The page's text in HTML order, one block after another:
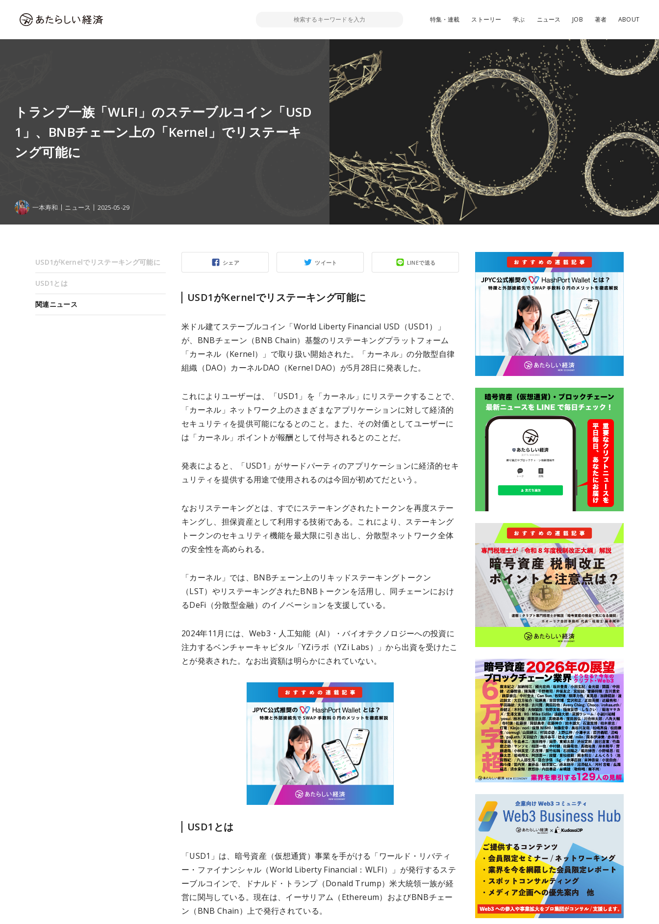
特集・連載 ストーリー 学ぶ ニュース JOB 著者 ABOUT
トランプ一族「WLFI」のステーブルコイン「USD
1」、BNBチェーン上の「Kernel」でリステーキ
ング可能に
一本寿和 ニュース 2025-05-29
シェア ツイート LINEで送る
USD1がKernelでリステーキング可能に
米ドル建てステーブルコイン「World Liberty Financial USD（USD1）」
が、BNBチェーン（BNB Chain）基盤のリステーキングプラットフォーム
「カーネル（Kernel）」で取り扱い開始された。「カーネル」の分散型自律
組織（DAO）カーネルDAO（Kernel DAO）が5月28日に発表した。
これによりユーザーは、「USD1」を「カーネル」にリステークすることで、
「カーネル」ネットワーク上のさまざまなアプリケーションに対して経済的
セキュリティを提供可能になるとのこと。また、その対価としてユーザーに
は「カーネル」ポイントが報酬として付与されるとのことだ。
発表によると、「USD1」がサードパーティのアプリケーションに経済的セキ
ュリティを提供する用途で使用されるのは今回が初めてだという。
なおリステーキングとは、すでにステーキングされたトークンを再度ステー
キングし、担保資産として利用する技術である。これにより、ステーキング
トークンのセキュリティ機能を最大限に引き出し、分散型ネットワーク全体
の安全性を高められる。
「カーネル」では、BNBチェーン上のリキッドステーキングトークン
（LST）やリステーキングされたBNBトークンを活用し、同チェーンにおけ
るDeFi（分散型金融）のイノベーションを支援している。
2024年11月には、Web3・人工知能（AI）・バイオテクノロジーへの投資に
注力するベンチャーキャピタル「YZiラボ（YZi Labs）」から出資を受けたこ
とが発表された。なお出資額は明らかにされていない。
USD1とは
「USD1」は、暗号資産（仮想通貨）事業を手がける「ワールド・リバティ
ー・ファイナンシャル（World Liberty Financial：WLFI）」が発行するステ
ーブルコインで、ドナルド・トランプ（Donald Trump）米大統領一族が経
営に関与している。現在は、イーサリアム（Ethereum）およびBNBチェー
ン（BNB Chain）上で発行されている。
USD1がKernelでリステーキング可能に
USD1とは
関連ニュース